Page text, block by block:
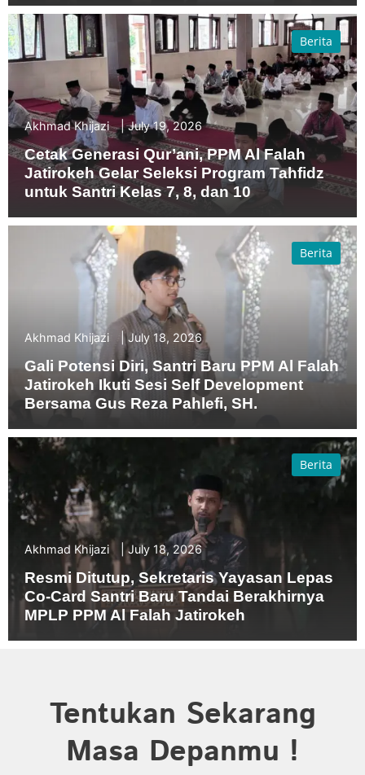
Akhmad Khijazi July 19, 2026
Cetak Generasi Qur’ani, PPM Al Falah
Jatirokeh Gelar Seleksi Program Tahfidz
untuk Santri Kelas 7, 8, dan 10
Berita
Akhmad Khijazi July 18, 2026
Gali Potensi Diri, Santri Baru PPM Al Falah
Jatirokeh Ikuti Sesi Self Development
Bersama Gus Reza Pahlefi, SH.
Berita
Akhmad Khijazi July 18, 2026
Resmi Ditutup, Sekretaris Yayasan Lepas
Co-Card Santri Baru Tandai Berakhirnya
MPLP PPM Al Falah Jatirokeh
Berita
Tentukan Sekarang
Masa Depanmu !